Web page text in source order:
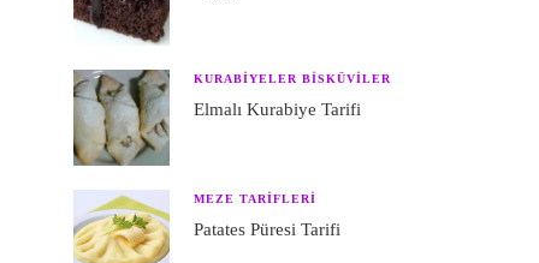
KURABIYELER BISKÜVILER
Elmalı Kurabiye Tarifi
MEZE TARIFLERI
Patates Püresi Tarifi